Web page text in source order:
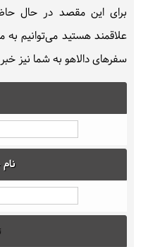
برای این مقصد در حال
علاقمند هستید می‌توانیم
سفرهای دالاهو به شما نیز